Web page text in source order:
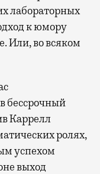
лабораторных
к юмору
Или, во всяком
бессрочный
Каррелл
ролях,
успехом
выход